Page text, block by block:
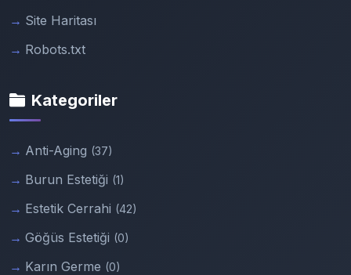
Site Haritası
Robots.txt
Kategoriler
Anti-Aging (37)
Burun Estetiği (1)
Estetik Cerrahi (42)
Göğüs Estetiği (0)
Karın Germe (0)